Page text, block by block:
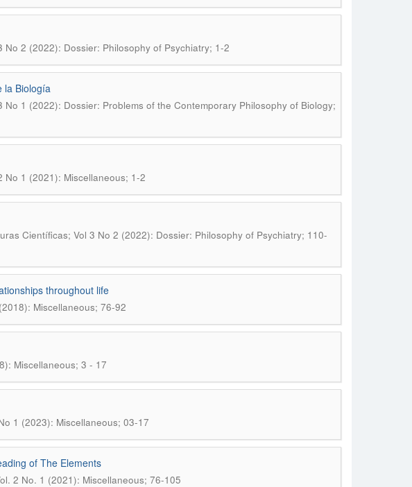
No 2 (2022): Dossier: Philosophy of Psychiatry; 1-2
la Biología
No 1 (2022): Dossier: Problems of the Contemporary Philosophy of Biology;
No 1 (2021): Miscellaneous; 1-2
Científicas; Vol 3 No 2 (2022): Dossier: Philosophy of Psychiatry; 110-
throughout life
Miscellaneous; 76-92
Miscellaneous; 3 - 17
1 (2023): Miscellaneous; 03-17
of The Elements
2 No. 1 (2021): Miscellaneous; 76-105